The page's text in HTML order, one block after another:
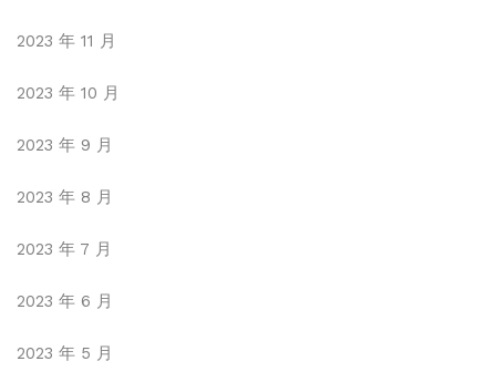
2023 年 11 月
2023 年 10 月
2023 年 9 月
2023 年 8 月
2023 年 7 月
2023 年 6 月
2023 年 5 月